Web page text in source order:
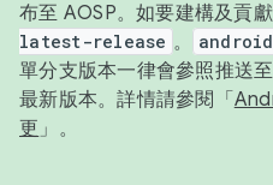
布至 AOSP。如要建構及貢
latest-release 。
單分支版本一律會參照推送
最新版本。詳情請參閱「
更 」。